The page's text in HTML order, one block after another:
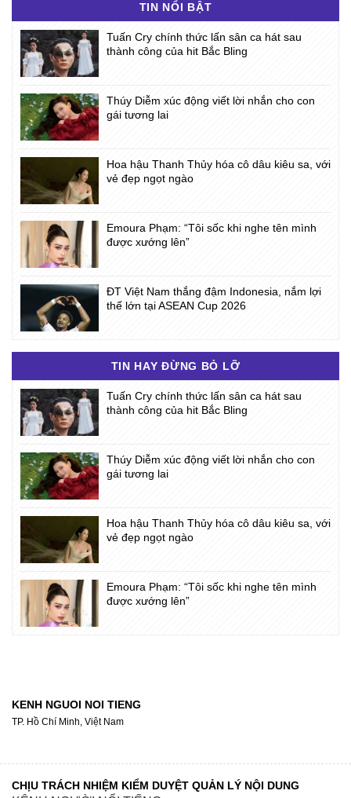
TIN NỔI BẬT
Tuấn Cry chính thức lấn sân ca hát sau
thành công của hit Bắc Bling
Thúy Diễm xúc động viết lời nhắn cho con
gái tương lai
Hoa hậu Thanh Thủy hóa cô dâu kiêu sa, với
vẻ đẹp ngọt ngào
Emoura Phạm: “Tôi sốc khi nghe tên mình
được xướng lên”
ĐT Việt Nam thắng đậm Indonesia, nắm lợi
thế lớn tại ASEAN Cup 2026
TIN HAY ĐỪNG BỎ LỠ
Tuấn Cry chính thức lấn sân ca hát sau
thành công của hit Bắc Bling
Thúy Diễm xúc động viết lời nhắn cho con
gái tương lai
Hoa hậu Thanh Thủy hóa cô dâu kiêu sa, với
vẻ đẹp ngọt ngào
Emoura Phạm: “Tôi sốc khi nghe tên mình
được xướng lên”
KENH NGUOI NOI TIENG
TP. Hồ Chí Minh, Việt Nam
CHỊU TRÁCH NHIỆM KIỂM DUYỆT QUẢN LÝ NỘI DUNG